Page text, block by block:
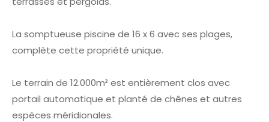
La somptueuse piscine de 16 x 6 avec ses plages,
complète cette propriété unique.
Le terrain de 12.000m² est entièrement clos avec
portail automatique et planté de chênes et autres
espèces méridionales.